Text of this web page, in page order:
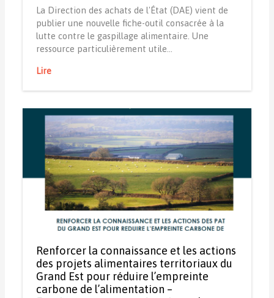
La Direction des achats de l'État (DAE) vient de
publier une nouvelle fiche-outil consacrée à la
lutte contre le gaspillage alimentaire. Une
ressource particulièrement utile…
Lire
Renforcer la connaissance et les actions
des projets alimentaires territoriaux du
Grand Est pour réduire l’empreinte
carbone de l’alimentation –